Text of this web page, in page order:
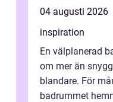
04 augusti 2026
inspiration
En välplanerad
om mer än
blandare. För
badrummet